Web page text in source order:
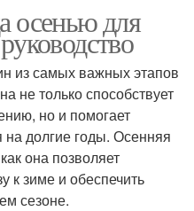
осенью для
из самых важных этапов
не только способствует
но и помогает
на долгие годы. Осенняя
она позволяет
к зиме и обеспечить
сезоне.